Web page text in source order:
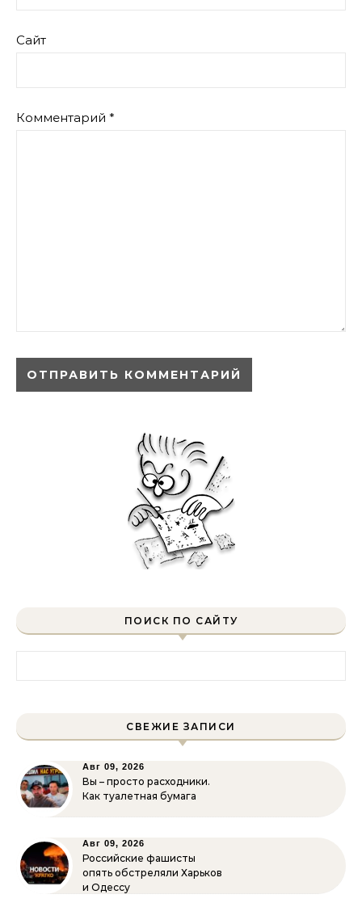
Сайт
Комментарий *
ПОИСК ПО САЙТУ
СВЕЖИЕ ЗАПИСИ
Авг 09, 2026
Вы – просто расходники.
Как туалетная бумага
Авг 09, 2026
Российские фашисты
опять обстреляли Харьков
и Одессу